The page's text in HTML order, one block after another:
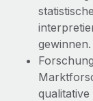
gewinnen.